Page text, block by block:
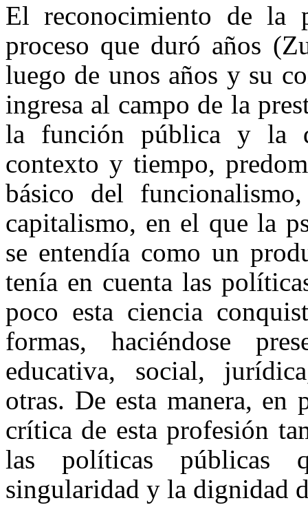
El reconocimiento de la
proceso que duró años
luego de unos años y su
ingresa al campo de la
la función pública y la
contexto y tiempo,
básico del
capitalismo, en el que la
se entendía como un
tenía en cuenta las
poco esta ciencia
formas, haciéndose
educativa, social,
otras. De esta manera, en
crítica de esta profesión
las políticas públicas
singularidad y la dignidad